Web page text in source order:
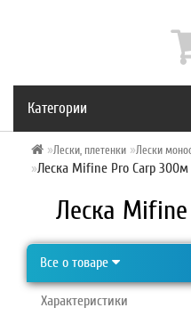
Категории
Лески, плетенки Лески
Леска Mifine Pro Carp 300м
Леска
Все о товаре
Характеристики